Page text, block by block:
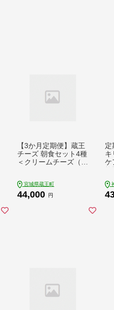
【3か月定期便】蔵王
チーズ 朝食セット4種
＜クリームチーズ（プ
グルト（プレーン）＞
小分け 乳製品 蔵王 人
宮城県蔵王町
44,000 円
定
キ
ケ
ト
乳